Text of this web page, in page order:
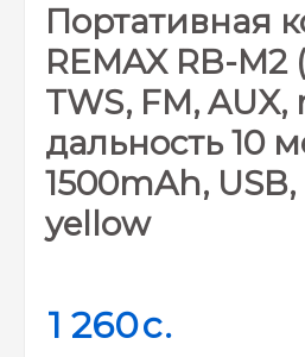
Портативная
REMAX RB-M2
TWS, FM, AUX,
дальность 10
1500mAh, USB,
yellow
1 260c.